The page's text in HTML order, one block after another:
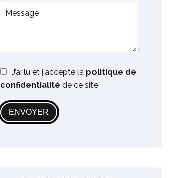
J’ai lu et j'accepte la politique de
confidentialité de ce site
ENVOYER